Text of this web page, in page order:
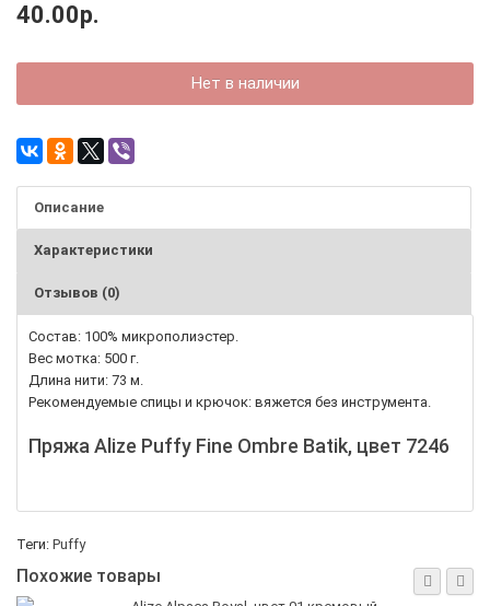
40.00р.
Нет в наличии
Описание
Характеристики
Отзывов (0)
Состав: 100% микрополиэстер.
Вес мотка: 500 г.
Длина нити: 73 м.
Рекомендуемые спицы и крючок: вяжется без инструмента.
Пряжа Alize Puffy Fine Ombre Batik, цвет 7246
Теги: Puffy
Похожие товары